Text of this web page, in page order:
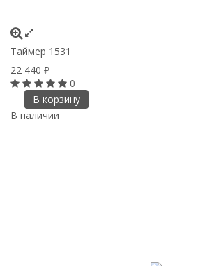
Таймер 1531
22 440 ₽
0
В корзину
В наличии